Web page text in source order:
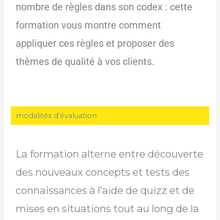
nombre de règles dans son codex : cette
formation vous montre comment
appliquer ces règles et proposer des
thèmes de qualité à vos clients.
modalités d'évaluation
La formation alterne entre découverte
des nouveaux concepts et tests des
connaissances à l’aide de quizz et de
mises en situations tout au long de la